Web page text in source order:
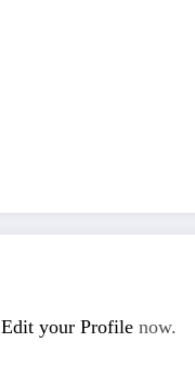
Edit your Profile now.